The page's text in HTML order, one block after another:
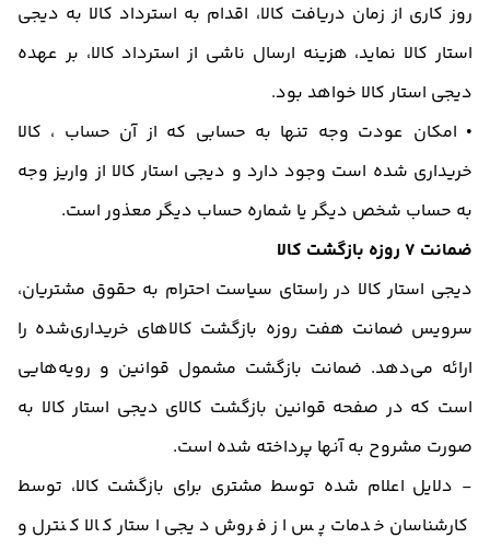
روز کاری از زمان دریافت کالا، اقدام به استرداد کالا به دیجی
استار کالا نماید، هزینه ارسال ناشی از استرداد کالا، بر عهده
دیجی استار کالا خواهد بود.
• امکان عودت وجه تنها به حسابی که از آن حساب ، کالا
خریداری شده است وجود دارد و دیجی استار کالا از واریز وجه
به حساب شخص دیگر یا شماره حساب دیگر معذور است.
ضمانت 7 روزه بازگشت کالا
دیجی استار کالا در راستای سیاست احترام به حقوق مشتریان،
سرویس ضمانت هفت روزه بازگشت کالاهای خریداری‌شده را
ارائه می‌دهد. ضمانت بازگشت مشمول قوانین و رویه‌هایی
است که در صفحه قوانین بازگشت کالای دیجی استار کالا به‌
صورت مشروح به آنها پرداخته شده است.
- دلایل اعلام‌ شده توسط مشتری برای بازگشت کالا، توسط
کارشناسان خدمات پس از فروش دیجی استار کالا کنترل و